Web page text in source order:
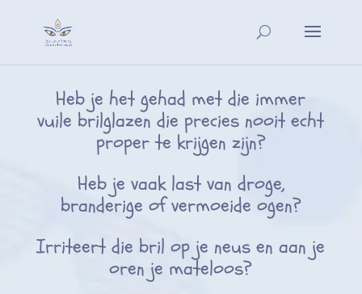
Heb je het gehad met die immer
vuile brilglazen die precies nooit echt
proper te krijgen zijn?
Heb je vaak last van droge,
branderige of vermoeide ogen?
Irriteert die bril op je neus en aan je
oren je mateloos?